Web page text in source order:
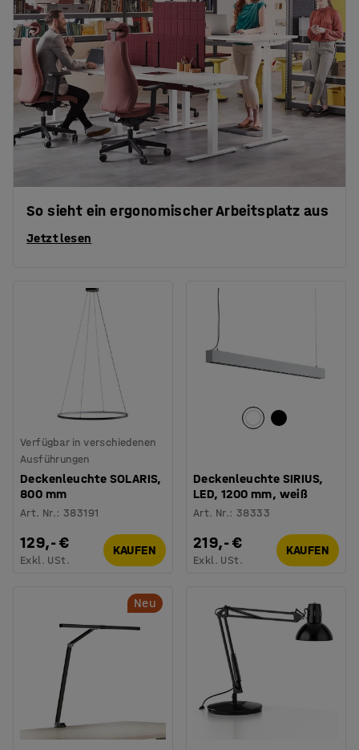
So sieht ein ergonomischer Arbeitsplatz aus
Jetzt lesen
Verfügbar in verschiedenen
Ausführungen
Deckenleuchte SOLARIS,
800 mm
Art. Nr.:383191
129,- €
Exkl. USt.
KAUFEN
Deckenleuchte SIRIUS,
LED, 1200 mm, weiß
Art. Nr.:38333
219,- €
Exkl. USt.
KAUFEN
Neu